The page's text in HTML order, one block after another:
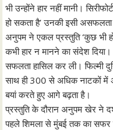
भी उन्होंने हार नहीं मानी।
हो सकता है’ उनकी इसी
अनुपम ने एकल प्रस्तुति ‘कुछ
कभी हार न मानने का संदेश
सफलता हासिल कर ली। फिल्मी
साथ ही 300 से अधिक नाटकों में
बयां करते हुए आगे बढ़ता है।
प्रस्तुति के दौरान अनुपम खेर ने
पहले शिमला से मुंबई तक का सफर